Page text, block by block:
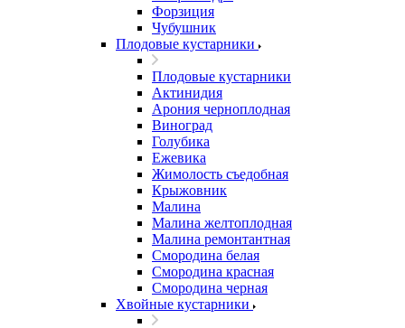
Форзиция
Чубушник
Плодовые кустарники
Плодовые кустарники
Актинидия
Арония черноплодная
Виноград
Голубика
Ежевика
Жимолость съедобная
Крыжовник
Малина
Малина желтоплодная
Малина ремонтантная
Смородина белая
Смородина красная
Смородина черная
Хвойные кустарники